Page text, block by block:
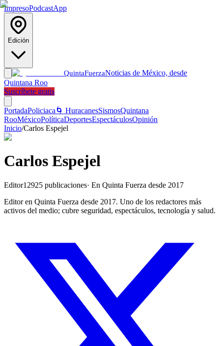
ImpresoPodcastApp
Edición
QuintaFuerzaNoticias de México, desde
Quintana Roo
Suscríbete gratis
PortadaPoliciaca 🌀 HuracanesSismosQuintana
RooMéxicoPolíticaDeportesEspectáculosOpinión
Inicio/Carlos Espejel
Carlos Espejel
Editor12925 publicaciones· En Quinta Fuerza desde 2017
Editor en Quinta Fuerza desde 2017. Uno de los redactores más
activos del medio; cubre seguridad, espectáculos, tecnología y salud.